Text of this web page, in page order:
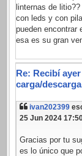
linternas de
con leds y con
pueden encontrar
esa es su gran
Re: Recibí
carga/
ivan202399
25 Jun 2024
Gracias por tu
es lo único que